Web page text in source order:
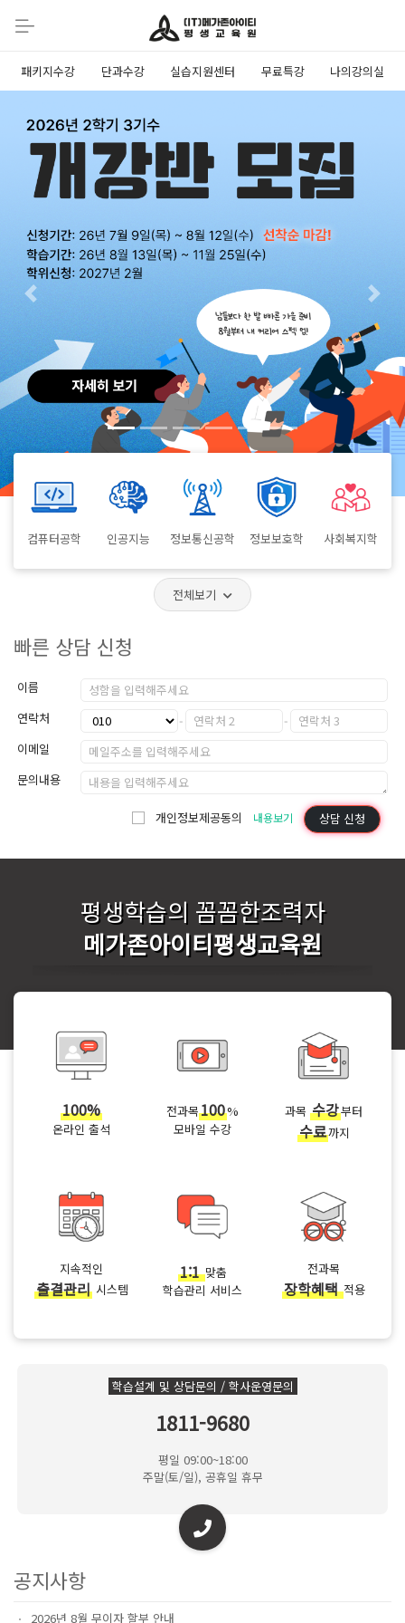
패키지수강 단과수강 실습지원센터 무료특강 나의강의실
Previous Next
컴퓨터공학 인공지능 정보통신공학 정보보호학 사회복지학
전체보기
빠른 상담 신청
이름
연락처
이메일
문의내용
개인정보제공동의 내용보기 상담 신청
평생학습의 꼼꼼한조력자
메가존아이티평생교육원
100%
온라인 출석
전과목100%
모바일 수강
과목수강부터
수료까지
지속적인
출결관리시스템
1:1맞춤
학습관리 서비스
전과목
장학혜택적용
학습설계 및 상담문의 / 학사운영문의
1811-9680
평일 09:00~18:00
주말(토/일), 공휴일 휴무
공지사항
2026년 8월 무이자 할부 안내